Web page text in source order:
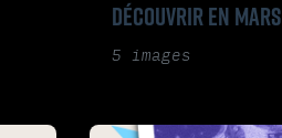
DÉCOUVRIR EN MARS
5 images